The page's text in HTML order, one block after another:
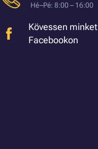
Hé–Pé: 8:00 – 16:00
Kövessen
Facebookon